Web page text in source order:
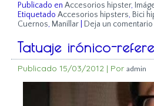
Publicado en Accesorios hipster,
Etiquetado Accesorios hipsters, Bici
Cuernos, Manillar Deja un comentario
Tatuaje irónico-
Publicado 15/03/2012 | Por admin